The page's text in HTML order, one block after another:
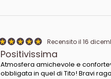
Recensito il 16
Positivissima
Atmosfera amichevole e
obbligata in quel di Tito! Bravi